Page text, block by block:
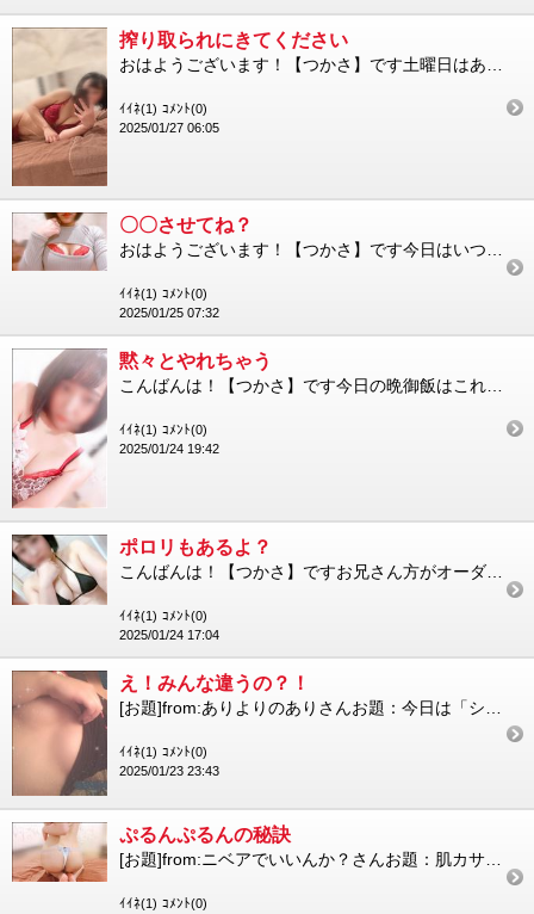
搾り取られにきてください
ｲｲﾈ(1) ｺﾒﾝﾄ(0)
2025/01/27 06:05
〇〇させてね？
ｲｲﾈ(1) ｺﾒﾝﾄ(0)
2025/01/25 07:32
黙々とやれちゃう
ｲｲﾈ(1) ｺﾒﾝﾄ(0)
2025/01/24 19:42
ポロリもあるよ？
ｲｲﾈ(1) ｺﾒﾝﾄ(0)
2025/01/24 17:04
え！みんな違うの？！
ｲｲﾈ(1) ｺﾒﾝﾄ(0)
2025/01/23 23:43
ぷるんぷるんの秘訣
ｲｲﾈ(1) ｺﾒﾝﾄ(0)